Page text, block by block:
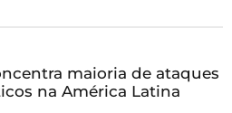
maioria de ataques
na América Latina